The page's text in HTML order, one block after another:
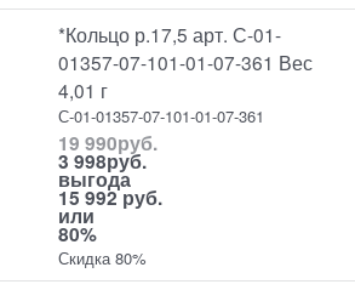
*Кольцо р.17,5 арт. С-01-
01357-07-101-01-07-361 Вес
4,01 г
С-01-01357-07-101-01-07-361
19 990руб.
3 998руб.
выгода
15 992 руб.
или
80%
Скидка 80%